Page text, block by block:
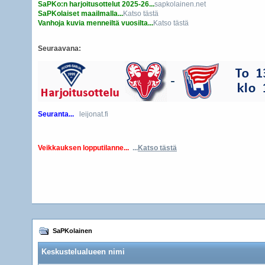
SaPKo:n harjoitusottelut 2025-26...sapkolainen.net
SaPKolaiset maailmalla...Katso tästä
Vanhoja kuvia menneiltä vuosilta...Katso tästä
Seuraavana:
Seuranta... leijonat.fi
Veikkauksen lopputilanne... ...Katso tästä
SaPKolainen
Keskustelualueen nimi